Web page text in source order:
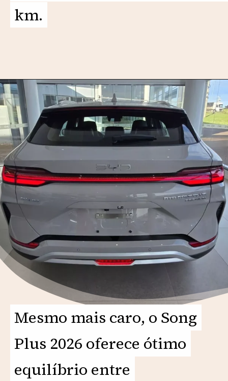
km.
km.
Opening https://motorprime.com.br/novo-byd-song-plus-2026-qual-e-o-preco-e-diferenciais/
Mesmo mais caro, o Song
Plus 2026 oferece ótimo
equilíbrio entre
Mesmo mais caro, o Song
Plus 2026 oferece ótimo
equilíbrio entre